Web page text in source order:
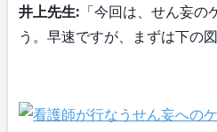
井上先生: 「今回は、せん妄
う。早速ですが、まずは下の